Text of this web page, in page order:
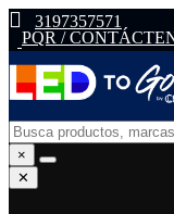
3197357571
PQR /
×
✕